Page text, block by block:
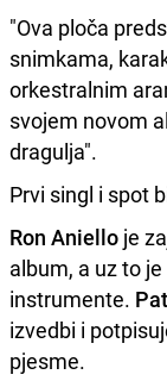
"Ova ploča
snimkama,
orkestralnim
svojem novom
dragulja".
Prvi singl i spot
Ron Aniello je
album, a uz to
instrumente.
izvedbi i
pjesme.